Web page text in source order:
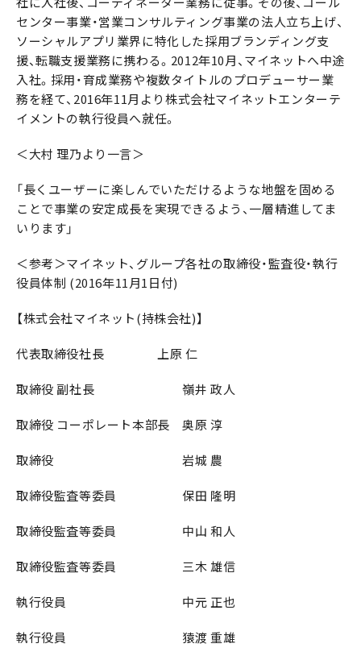
センター事業・営業コンサルティング事業の法人立ち上げ、
ソーシャルアプリ業界に特化した採用ブランディング支
援、転職支援業務に携わる。2012年10月、マイネットへ中途
入社。採用・育成業務や複数タイトルのプロデューサー業
務を経て、2016年11月より株式会社マイネットエンターテ
イメントの執行役員へ就任。
＜大村 理乃より一言＞
「長くユーザーに楽しんでいただけるような地盤を固める
ことで事業の安定成長を実現できるよう、一層精進してま
いります」
＜参考＞マイネット、グループ各社の取締役・監査役・執行
役員体制 (2016年11月1日付)
【株式会社マイネット(持株会社)】
代表取締役社長 上原 仁
取締役 副社長 嶺井 政人
取締役 コーポレート本部長 奥原 淳
取締役 岩城 農
取締役監査等委員 保田 隆明
取締役監査等委員 中山 和人
取締役監査等委員 三木 雄信
執行役員 中元 正也
執行役員 猿渡 重雄